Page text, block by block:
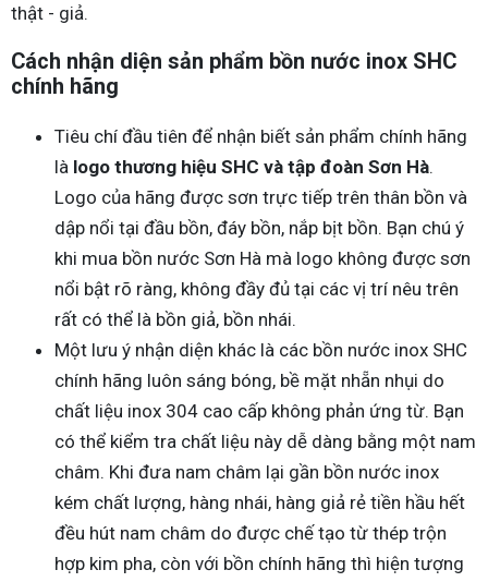
thật - giả.
Cách nhận diện sản phẩm bồn nước inox SHC
chính hãng
Tiêu chí đầu tiên để nhận biết sản phẩm chính hãng
là logo thương hiệu SHC và tập đoàn Sơn Hà.
Logo của hãng được sơn trực tiếp trên thân bồn và
dập nổi tại đầu bồn, đáy bồn, nắp bịt bồn. Bạn chú ý
khi mua bồn nước Sơn Hà mà logo không được sơn
nổi bật rõ ràng, không đầy đủ tại các vị trí nêu trên
rất có thể là bồn giả, bồn nhái.
Một lưu ý nhận diện khác là các bồn nước inox SHC
chính hãng luôn sáng bóng, bề mặt nhẵn nhụi do
chất liệu inox 304 cao cấp không phản ứng từ. Bạn
có thể kiểm tra chất liệu này dễ dàng bằng một nam
châm. Khi đưa nam châm lại gần bồn nước inox
kém chất lượng, hàng nhái, hàng giả rẻ tiền hầu hết
đều hút nam châm do được chế tạo từ thép trộn
hợp kim pha, còn với bồn chính hãng thì hiện tượng